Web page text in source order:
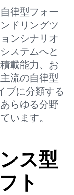
律型フォー
ドリングツ
ンシナリオ
ステムへと
載能力、お
流の自律型
プに分類する
らゆる分野
います。
ス型
ト